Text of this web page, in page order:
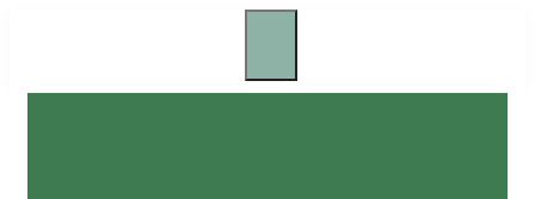
content
Menu